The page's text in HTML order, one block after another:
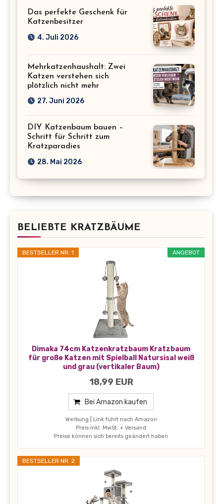
Das perfekte Geschenk für
Katzenbesitzer
4. Juli 2026
Mehrkatzenhaushalt: Zwei
Katzen verstehen sich
plötzlich nicht mehr
27. Juni 2026
DIY Katzenbaum bauen –
Schritt für Schritt zum
Kratzparadies
28. Mai 2026
BELIEBTE KRATZBÄUME
ANGEBOT
BESTSELLER NR. 1
Dimaka 74cm Katzenkratzbaum Kratzbaum
für große Katzen mit Spielball Natursisal weiß
und grau (vertikaler Baum)
18,99 EUR
Bei Amazon kaufen
Werbung | Link führt nach Amazon
Preis inkl. MwSt. + Versand
Preise können sich bereits geändert haben
BESTSELLER NR. 2